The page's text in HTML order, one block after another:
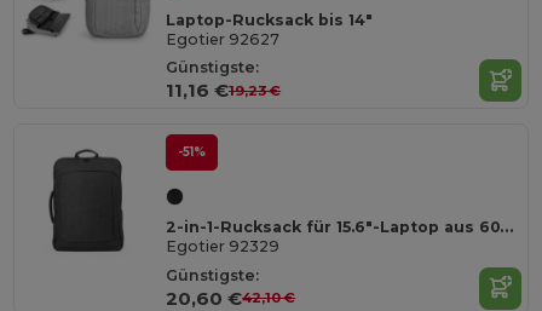
Laptop-Rucksack bis 14"
Egotier 92627
Günstigste:
11,16 €19,23 €
-51%
2-in-1-Rucksack für 15.6"-Laptop aus 600D
Egotier 92329
Günstigste:
20,60 €42,10 €